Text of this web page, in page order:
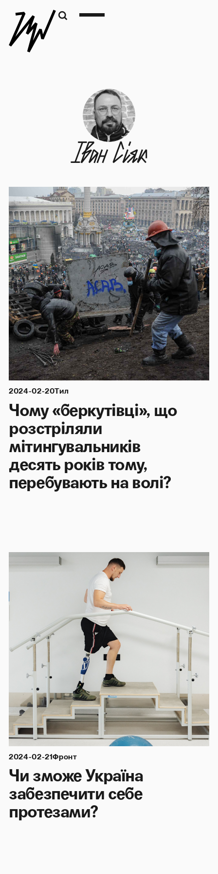
Іван Сіяк
2024-02-20Тил
Чому «беркутівці», що
розстріляли
мітингувальників
десять років тому,
перебувають на волі?
2024-02-21Фронт
Чи зможе Україна
забезпечити себе
протезами?